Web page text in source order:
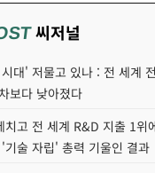
씨저널
대' 저물고 있나 : 전 세계
보다 낮아졌다
치고 전 세계 R&D 지출 1위
기술 자립' 총력 기울인 결과